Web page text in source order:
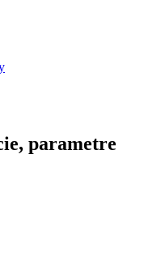
parametre